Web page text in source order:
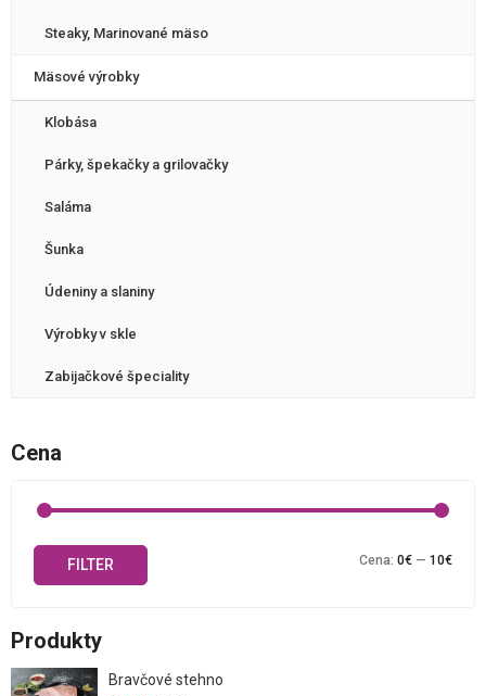
Steaky, Marinované mäso
Mäsové výrobky
Klobása
Párky, špekačky a grilovačky
Saláma
Šunka
Údeniny a slaniny
Výrobky v skle
Zabijačkové špeciality
Cena
FILTER Cena: 0€ — 10€
Produkty
Bravčové stehno